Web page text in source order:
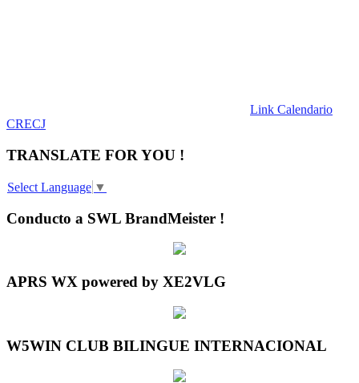
Link Calendario
CRECJ
TRANSLATE FOR YOU !
Select Language ▼
Conducto a SWL BrandMeister !
APRS WX powered by XE2VLG
W5WIN CLUB BILINGUE INTERNACIONAL